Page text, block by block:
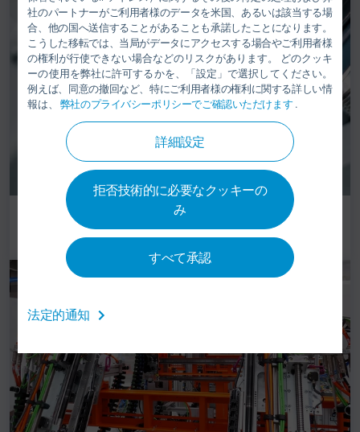
社のパートナーがご利用者様のデータを米国、あるいは該当する場
合、他の国へ送信することがあることも承諾したことになります。
こうした移転では、当局がデータにアクセスする場合やご利用者様
の権利が行使できない場合などのリスクがあります。 どのクッキ
ーの使用を弊社に許可するかを、「設定」で選択してください。
例えば、同意の撤回など、特にご利用者様の権利に関する詳しい情
報は、 弊社のプライバシーポリシーでご確認いただけます .
詳細設定
拒否技術的に必要なクッキーの
み
すべて承認
法定的通知
接着技術